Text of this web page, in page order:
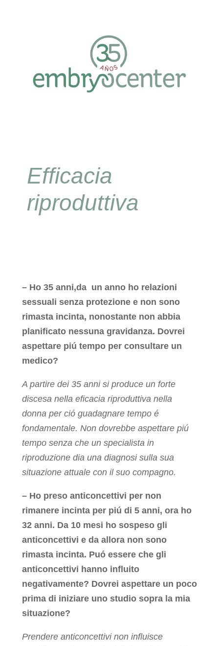
Efficacia
riproduttiva
– Ho 35 anni,da un anno ho relazioni
sessuali senza protezione e non sono
rimasta incinta, nonostante non abbia
planificato nessuna gravidanza. Dovrei
aspettare piú tempo per consultare un
medico?
A partire dei 35 anni si produce un forte
discesa nella eficacia riproduttiva nella
donna per ció guadagnare tempo é
fondamentale. Non dovrebbe aspettare piú
tempo senza che un specialista in
riproduzione dia una diagnosi sulla sua
situazione attuale con il suo compagno.
– Ho preso anticoncettivi per non
rimanere incinta per piú di 5 anni, ora ho
32 anni. Da 10 mesi ho sospeso gli
anticoncettivi e da allora non sono
rimasta incinta. Puó essere che gli
anticoncettivi hanno influito
negativamente? Dovrei aspettare un poco
prima di iniziare uno studio sopra la mia
situazione?
Prendere anticoncettivi non influisce